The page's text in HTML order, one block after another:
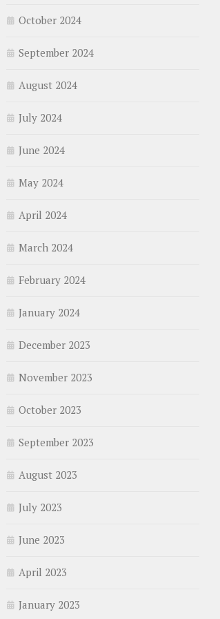
October 2024
September 2024
August 2024
July 2024
June 2024
May 2024
April 2024
March 2024
February 2024
January 2024
December 2023
November 2023
October 2023
September 2023
August 2023
July 2023
June 2023
April 2023
January 2023